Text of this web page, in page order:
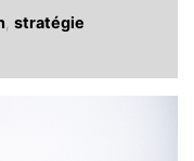
stratégie